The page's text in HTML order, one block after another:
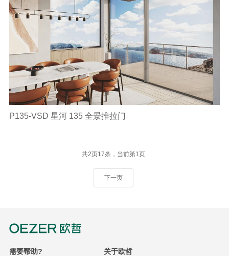
P135-VSD 星河 135 全景推拉门
共2页17条，当前第1页
下一页
需要帮助? 关于欧哲